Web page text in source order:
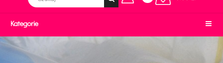
Kategorie